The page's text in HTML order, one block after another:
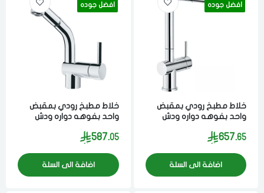
افضل جوده
خلاط مطبخ رودي بمقبض
واحد بفوهه دواره ودش
مصنوع من مواد عاليه
657.65
اضافة الى السلة
افضل جوده
خلاط مطبخ رودي بمقبض
واحد بفوهه دواره ودش
برتغالي
587.05
اضافة الى السلة